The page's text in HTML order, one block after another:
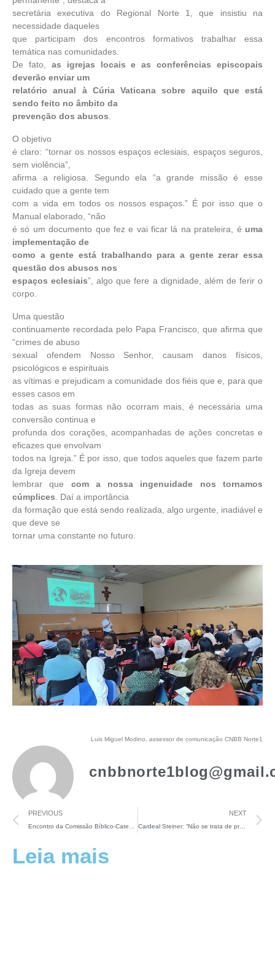
Leia mais
secretária executiva do Regional Norte 1, que insistiu na
necessidade daqueles
que participam dos encontros formativos trabalhar essa
temática nas comunidades.
De fato, as igrejas locais e as conferências episcopais
deverão enviar um
relatório anual à Cúria Vaticana sobre aquilo que está
sendo feito no âmbito da
prevenção dos abusos
O objetivo
é claro: “tornar os nossos espaços eclesiais, espaços seguros,
sem violência”,
afirma a religiosa. Segundo ela “a grande missão é esse
cuidado que a gente tem
com a vida em todos os nossos espaços.” É por isso que o
Manual elaborado, “não
é só um documento que fez e vai ficar lá na prateleira, é uma
implementação de
como a gente está trabalhando para a gente zerar essa
questão dos abusos nos
espaços eclesiais”, algo que fere a dignidade, além de ferir o
corpo.
Uma questão
continuamente recordada pelo Papa Francisco, que afirma que
“crimes de abuso
sexual ofendem Nosso Senhor, causam danos físicos,
psicológicos e espirituais
as vítimas e prejudicam a comunidade dos fiéis que e, para que
esses casos em
todas as suas formas não ocorram mais, é necessária uma
conversão continua e
profunda dos corações, acompanhadas de ações concretas e
eficazes que envolvam
todos na Igreja.” É por isso, que todos aqueles que fazem parte
da Igreja devem
lembrar que com a nossa ingenuidade nos tornamos
cúmplices . Daí a importância
da formação que está sendo realizada, algo urgente, inadiável e
que deve se
tornar uma constante no futuro.
Luis Miguel Modino, assessor de comunicação CNBB Norte1
PREVIOUS
Encontro da Comissão Bíblico-Catequética Regional Norte1: Transmitir a fé àqueles que chegam a nós
NEXT
Cardeal Steiner: “Não se trata de procurar culpas, pecados, mas de abrir todo o nosso ser à graça da cruz e da ressurreição de Jesus”